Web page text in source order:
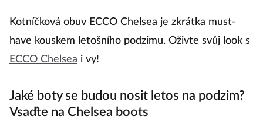
Kotníčková obuv ECCO Chelsea je zkrátka must-
have kouskem letošního podzimu. Oživte svůj look s
ECCO Chelsea i vy!
Jaké boty se budou nosit letos na podzim?
Vsaďte na Chelsea boots